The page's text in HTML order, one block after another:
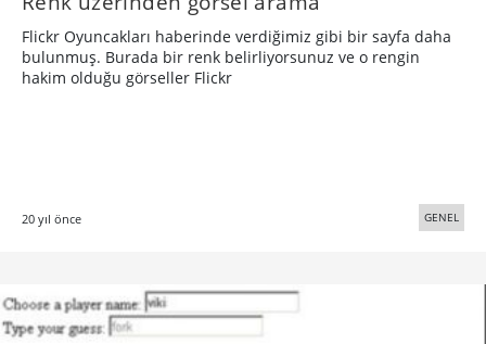
Flickr Oyuncakları haberinde verdiğimiz gibi bir sayfa daha
bulunmuş. Burada bir renk belirliyorsunuz ve o rengin
hakim olduğu görseller Flickr
20 yıl önce GENEL